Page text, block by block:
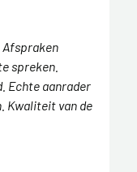
Afspraken
spreken.
Echte aanrader
Kwaliteit van de